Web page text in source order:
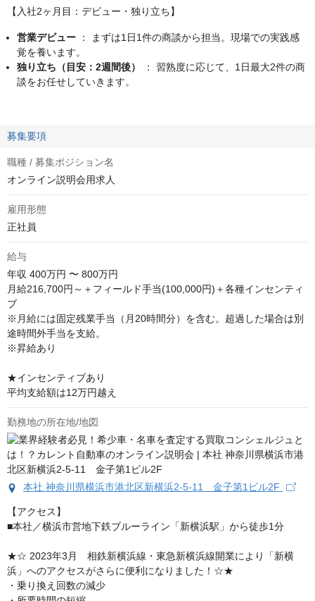
【入社2ヶ月目：デビュー・独り立ち】
営業デビュー ： まずは1日1件の商談から担当。現場での実践感
覚を養います。
独り立ち（目安：2週間後）
： 習熟度に応じて、1日最大2件の商
談をお任せしていきます。
募集要項
職種 / 募集ポジション名
オンライン説明会用求人
雇用形態
正社員
給与
年収 400万円 〜 800万円
月給216,700円～＋フィールド手当(100,000円)＋各種インセンティ
ブ
※月給には固定残業手当（月20時間分）を含む。超過した場合は別
途時間外手当を支給。
※昇給あり
★インセンティブあり
平均支給額は12万円越え
勤務地の所在地/地図
本社 神奈川県横浜市港北区新横浜2-5-11 金子第1ビル2F
【アクセス】
■本社／横浜市営地下鉄ブルーライン「新横浜駅」から徒歩1分
★☆ 2023年3月　相鉄新横浜線・東急新横浜線開業により「新横
浜」へのアクセスがさらに便利になりました！☆★
・乗り換え回数の減少